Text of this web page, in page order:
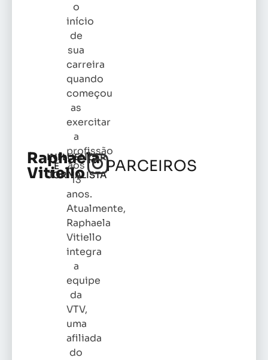
Raphaela
Vitiello
INFLUENCER
E
JORNALISTA
o
início
de
sua
carreira
quando
começou
as
exercitar
a
profissão
aos
13
anos.
Atualmente,
Raphaela
Vitiello
integra
a
equipe
da
VTV,
uma
afiliada
do
PARCEIROS